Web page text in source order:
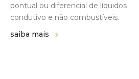
pontual ou diferencial de líquidos
condutivo e não combustíveis.
saiba mais